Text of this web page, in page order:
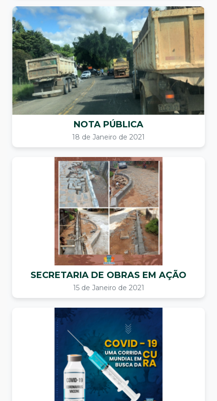
NOTA PÚBLICA
18 de Janeiro de 2021
SECRETARIA DE OBRAS EM AÇÃO
15 de Janeiro de 2021